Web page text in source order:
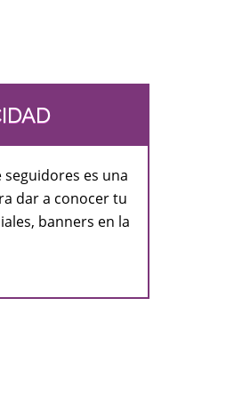
es una
dar a conocer tu
banners en la